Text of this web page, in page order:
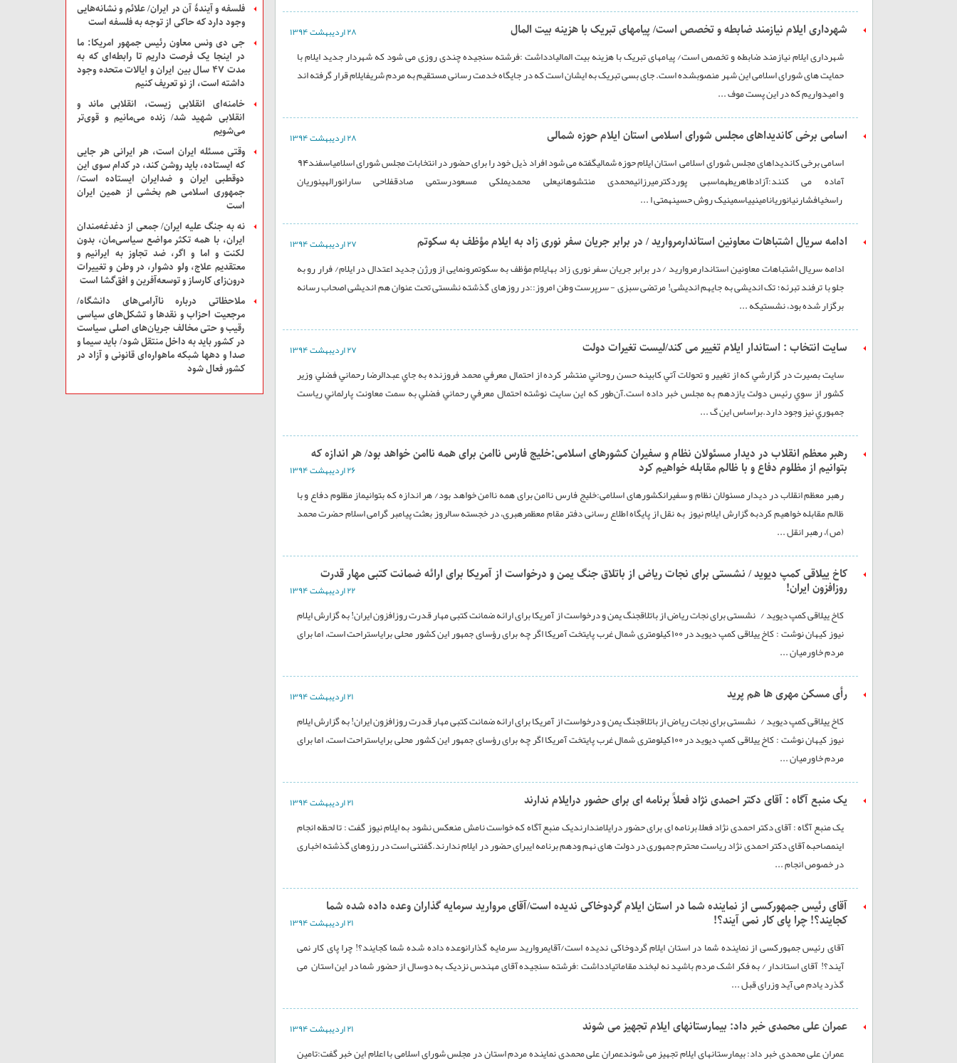
شهرداری ایلام نیازمند ضابطه و تخصص است/ پیامهای تبریک با هزینه بیت المال ۲۸ ارديبهشت ۱۳۹۴
شهرداری ایلام نیازمند ضابطه و تخصص است/ پیامهای تبریک با هزینه بیت المالیادداشت :فرشته سنجیده چندی روزی می شود که شهردار جدید ایلام با
حمایت های شورای اسلامی این شهر منصوبشده است. جای بسی تبریک به ایشان است که در جایگاه خدمت رسانی مستقیم به مردم شریفایلام قرار گرفته اند
و امیدواریم که در این پست موف ...
اسامی برخی کاندیداهای مجلس شورای اسلامی استان ایلام حوزه شمالی ۲۸ ارديبهشت ۱۳۹۴
اسامی برخی کاندیداهای مجلس شورای اسلامی استان ایلام حوزه شمالیگفته می شود افراد ذیل خود را برای حضور در انتخابات مجلس شورای اسلامیاسفند94
آماده می کنند:آزادطاهریطهماسبی پوردکترمیرزائیمحمدی منتشوهانیعلی محمدیملکی مسعودرستمی صادقفلاحی سارانورالهینوریان
راسخیافشارنیانوریانامینییاسمینیک روش حسینهمتی ا ...
ادامه سریال اشتباهات معاونین استاندارمروارید / در برابر جریان سفر نوری زاد به ایلام مؤظف به سکوتم ۲۷ ارديبهشت ۱۳۹۴
ادامه سریال اشتباهات معاونین استاندارمروارید / در برابر جریان سفر نوری زاد بهایلام مؤظف به سکوتمرونمایی از ورژن جدید اعتدال در ایلام/ فرار رو به
جلو با ترفند تبرئه؛ تک اندیشی به جایهم اندیشی! مرتضی سبزی - سرپرست وطن امروز::در روزهای گذشته نشستی تحت عنوان هم اندیشی اصحاب رسانه
برگزار شده بود، نشستیکه ...
سایت انتخاب : استاندار ایلام تغییر می کند/لیست تغیرات دولت ۲۷ ارديبهشت ۱۳۹۴
سايت بصيرت در گزارشي که از تغيير و تحولات آتي کابينه حسن روحاني منتشر کرده از احتمال معرفي محمد فروزنده به جاي عبدالرضا رحماني فضلي٬ وزير
کشور از سوي رئيس دولت يازدهم به مجلس خبر داده است.آن‌طور که اين سايت نوشته احتمال معرفي رحماني فضلي به سمت معاونت پارلماني رياست
جمهوري نيز وجود دارد.براساس اين گ ...
رهبر معظم انقلاب در دیدار مسئولان نظام و سفیران کشورهای اسلامی:خلیج فارس ناامن برای همه ناامن خواهد بود/ هر اندازه که
بتوانیم از مظلوم دفاع و با ظالم مقابله خواهیم کرد ۲۶ ارديبهشت ۱۳۹۴
رهبر معظم انقلاب در دیدار مسئولان نظام و سفیرانکشورهای اسلامی:خلیج فارس ناامن برای همه ناامن خواهد بود/ هر اندازه که بتوانیماز مظلوم دفاع و با
ظالم مقابله خواهیم کردبه گزارش ایلام نیوز به نقل از پایگاه اطلاع رسانی دفتر مقام معظمرهبری، در خجسته سالروز بعثت پیامبر گرامی اسلام حضرت محمد
(ص)، رهبر انقل ...
کاخ ییلاقی کمپ دیوید / نشستی برای نجات ریاض از باتلاق جنگ یمن و درخواست از آمریکا برای ارائه ضمانت کتبی مهار قدرت
روزافزون ایران! ۲۲ ارديبهشت ۱۳۹۴
کاخ ییلاقی کمپ دیوید / نشستی برای نجات ریاض از باتلاقجنگ یمن و درخواست از آمریکا برای ارائه ضمانت کتبی مهار قدرت روزافزون ایران! به گزارش ایلام
نیوز کیهان نوشت : کاخ ییلاقی کمپ دیوید در 100کیلومتری شمال غرب پایتخت آمریکا اگر چه برای رؤسای جمهور این کشور محلی برایاستراحت است، اما برای
مردم خاورمیان ...
رأی مسکن مهری ها هم پرید ۲۱ ارديبهشت ۱۳۹۴
کاخ ییلاقی کمپ دیوید / نشستی برای نجات ریاض از باتلاقجنگ یمن و درخواست از آمریکا برای ارائه ضمانت کتبی مهار قدرت روزافزون ایران! به گزارش ایلام
نیوز کیهان نوشت : کاخ ییلاقی کمپ دیوید در 100کیلومتری شمال غرب پایتخت آمریکا اگر چه برای رؤسای جمهور این کشور محلی برایاستراحت است، اما برای
مردم خاورمیان ...
یک منبع آگاه : آقای دکتر احمدی نژاد فعلاً برنامه ای برای حضور درایلام ندارند ۲۱ ارديبهشت ۱۳۹۴
یک منبع آگاه : آقای دکتر احمدی نژاد فعلاً برنامه ای برای حضور درایلامندارندیک منبع آگاه که خواست نامش منعکس نشود به ایلام نیوز گفت : تا لحظه انجام
اینمصاحبه آقای دکتر احمدی نژاد ریاست محترم جمهوری در دولت های نهم ودهم برنامه ایبرای حضور در ایلام ندارند.گفتنی است در رزوهای گذشته اخباری
در خصوص انجام ...
آقای رئیس جمهورکسی از نماینده شما در استان ایلام گردوخاکی ندیده است/آقای مروارید سرمایه گذاران وعده داده شده شما
کجایند؟! چرا پای کار نمی آیند؟! ۲۱ ارديبهشت ۱۳۹۴
آقای رئیس جمهورکسی از نماینده شما در استان ایلام گردوخاکی ندیده است/آقایمروارید سرمایه گذارانوعده داده شده شما کجایند؟! چرا پای کار نمی
آیند؟! آقای استاندار / به فکر اشک مردم باشید نه لبخند مقاماتیادداشت :فرشته سنجیده آقای مهندس نزدیک به دوسال از حضور شما در این استان می
گذرد یادم می آید وزرای قبل ...
عمران علی محمدی خبر داد: بیمارستانهای ایلام تجهیز می شوند ۲۱ ارديبهشت ۱۳۹۴
عمران علی محمدی خبر داد: بیمارستانهای ایلام تجهیز می شوندعمران علی محمدی نماینده مردم استان در مجلس شورای اسلامی با اعلام این خبر گفت:تامین
فلسفه و آیندۀ آن در ایران/ علائم و نشانه‌هایی
وجود دارد که حاکی از توجه به فلسفه است
جی دی ونس معاون رئیس جمهور امریکا: ما
در اینجا یک فرصت داریم تا رابطه‌ای که به
مدت ۴۷ سال بین ایران و ایالات متحده وجود
داشته است، از نو تعریف کنیم
خامنه‌ای انقلابی زیست، انقلابی ماند و
انقلابی شهید شد/ زنده می‌مانیم و قوی‌تر
می‌شویم
وقتی مسئله ایران است، هر ایرانی هر جایی
که ایستاده، باید روشن کند، در کدام سوی این
دوقطبی ایران و ضدایران ایستاده است/
جمهوری اسلامی هم بخشی از همین ایران
است
نه به جنگ علیه ایران/ جمعی از دغدغه‌مندان
ایران، با همه تکثر مواضع سیاسی‌مان، بدون
لکنت و اما و اگر، ضد تجاوز به ایرانیم و
معتقدیم علاج، ولو دشوار، در وطن و تغییرات
درون‌زای کارساز و توسعه‌آفرین و افق‌گشا است
ملاحظاتی درباره ناآرامی‌های دانشگاه/
مرجعیت احزاب و نقدها و تشکل‌های سیاسی
رقیب و حتی مخالف جریان‌های اصلی سیاست
در کشور باید به داخل منتقل شود/ باید سیما و
صدا و دهها شبکه ماهواره‌ای قانونی و آزاد در
کشور فعال شود